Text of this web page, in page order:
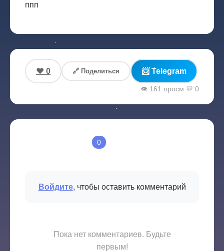
ппп
❤️ 0 🔗 Поделиться 📨 Telegram
👁️ 161 просм.💬 0
0
Войдите, чтобы оставить комментарий
Пока нет комментариев. Будьте
первым!